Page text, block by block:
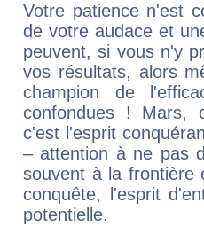
Votre patience n'est
de votre audace et
peuvent, si vous n'y
vos résultats, alors
champion de
confondues ! Mars,
c'est l'esprit
– attention à ne pas
souvent à la frontière
conquête, l'esprit
potentielle.